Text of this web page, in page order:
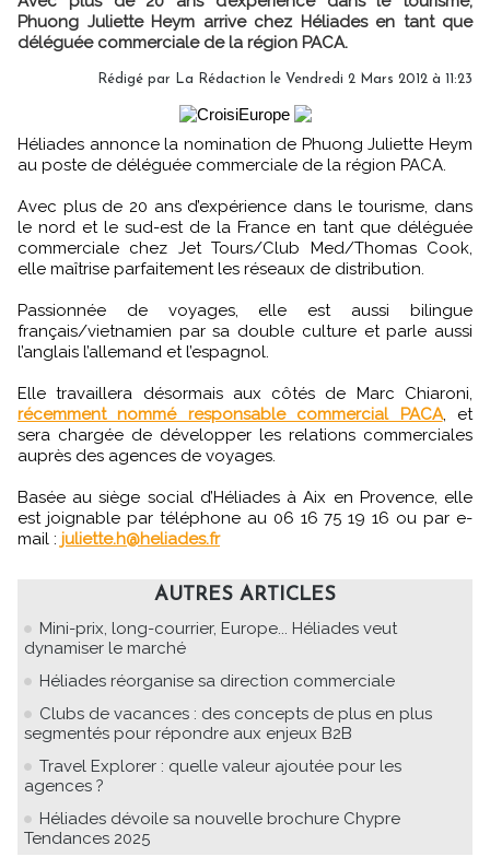
Phuong Juliette Heym arrive chez Héliades en tant que
déléguée commerciale de la région PACA.
Rédigé par La Rédaction le Vendredi 2 Mars 2012 à 11:23
Héliades annonce la nomination de Phuong Juliette Heym
au poste de déléguée commerciale de la région PACA.
Avec plus de 20 ans d’expérience dans le tourisme, dans
le nord et le sud-est de la France en tant que déléguée
commerciale chez Jet Tours/Club Med/Thomas Cook,
elle maîtrise parfaitement les réseaux de distribution.
Passionnée de voyages, elle est aussi bilingue
français/vietnamien par sa double culture et parle aussi
l’anglais l’allemand et l’espagnol.
Elle travaillera désormais aux côtés de Marc Chiaroni,
récemment nommé responsable commercial PACA, et
sera chargée de développer les relations commerciales
auprès des agences de voyages.
Basée au siège social d’Héliades à Aix en Provence, elle
est joignable par téléphone au 06 16 75 19 16 ou par e-
mail : juliette.h@heliades.fr
AUTRES ARTICLES
Mini-prix, long-courrier, Europe... Héliades veut
dynamiser le marché
Héliades réorganise sa direction commerciale
Clubs de vacances : des concepts de plus en plus
segmentés pour répondre aux enjeux B2B
Travel Explorer : quelle valeur ajoutée pour les
agences ?
Héliades dévoile sa nouvelle brochure Chypre
Tendances 2025